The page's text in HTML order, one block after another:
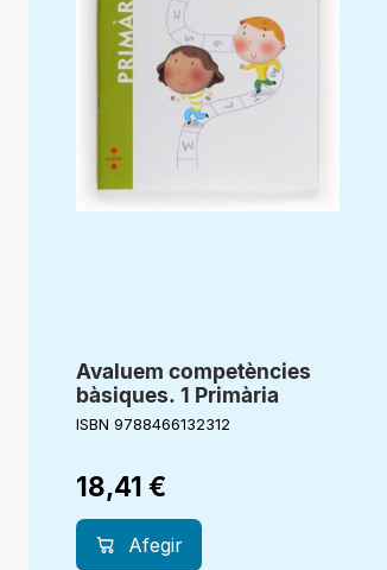
Avaluem competències
bàsiques. 1 Primària
ISBN 9788466132312
18,41 €
Afegir